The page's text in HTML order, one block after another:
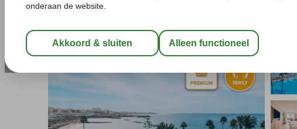
Home
Spanje Canarische Eilanden
Iberostar Selection Anthelia
Logies en ontbijt-Hotel